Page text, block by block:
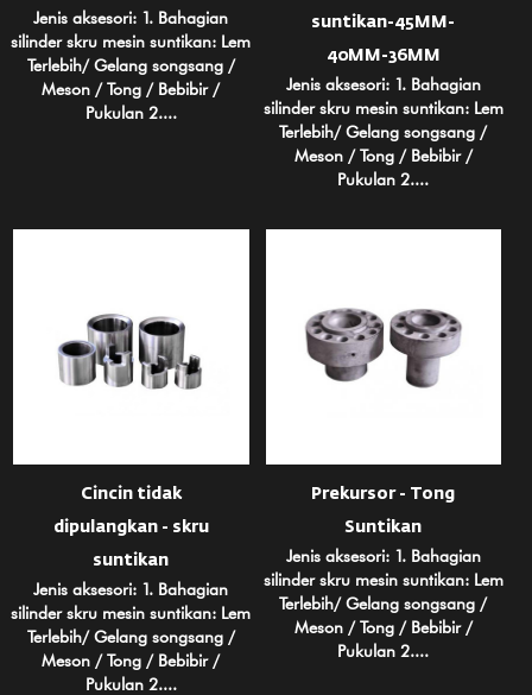
Jenis aksesori: 1. Bahagian
silinder skru mesin suntikan: Lem
Terlebih/ Gelang songsang /
Meson / Tong / Bebibir /
Pukulan 2....
suntikan-45MM-
40MM-36MM
Jenis aksesori: 1. Bahagian
silinder skru mesin suntikan: Lem
Terlebih/ Gelang songsang /
Meson / Tong / Bebibir /
Pukulan 2....
Cincin tidak
dipulangkan - skru
suntikan
Jenis aksesori: 1. Bahagian
silinder skru mesin suntikan: Lem
Terlebih/ Gelang songsang /
Meson / Tong / Bebibir /
Pukulan 2....
Prekursor - Tong
Suntikan
Jenis aksesori: 1. Bahagian
silinder skru mesin suntikan: Lem
Terlebih/ Gelang songsang /
Meson / Tong / Bebibir /
Pukulan 2....